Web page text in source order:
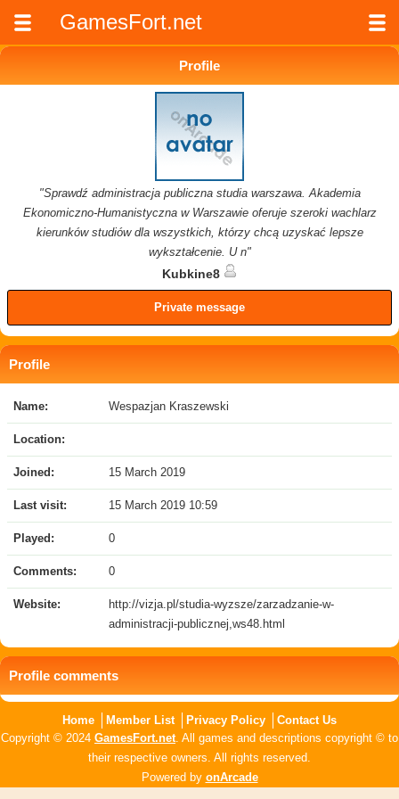
GamesFort.net
Profile
"Sprawdź administracja publiczna studia warszawa. Akademia
Ekonomiczno-Humanistyczna w Warszawie oferuje szeroki wachlarz
kierunków studiów dla wszystkich, którzy chcą uzyskać lepsze
wykształcenie. U n"
Kubkine8
Private message
Profile
Name: Wespazjan Kraszewski
Location:
Joined: 15 March 2019
Last visit: 15 March 2019 10:59
Played: 0
Comments: 0
Website:
http://vizja.pl/studia-wyzsze/zarzadzanie-w-
administracji-publicznej,ws48.html
Profile comments
Home Member List Privacy Policy
Contact Us
Copyright © 2024 GamesFort.net. All games and descriptions copyright © to
their respective owners. All rights reserved.
Powered by onArcade